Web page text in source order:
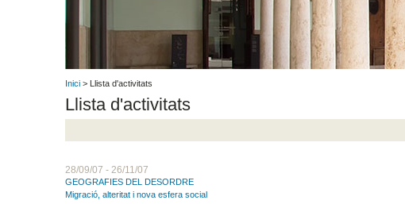
Inici > Llista d'activitats
Llista d'activitats
28/09/07 - 26/11/07
GEOGRAFIES DEL DESORDRE
Migració, alteritat i nova esfera social